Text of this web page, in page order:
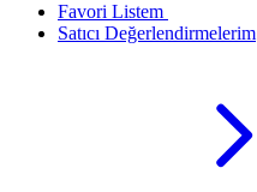
Favori Listem
Satıcı Değerlendirmelerim